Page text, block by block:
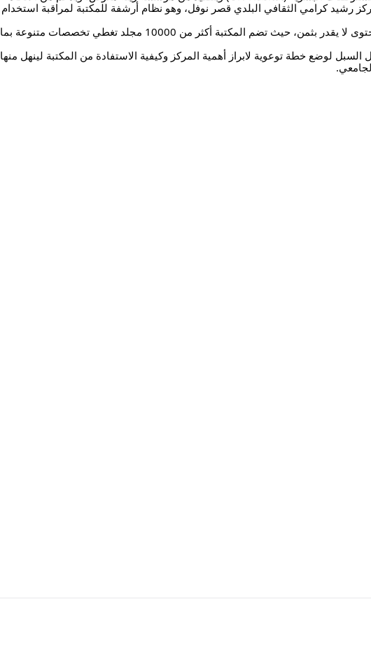
رشيد كرامي الثقافي البلدي قصر نوفل، وهو نظام أرشفة للمكتبة لمراقبة استخدام
وقالت :” من شأن هذا النظام تسهيل وصول الزوار إلى محتوى لا يقدر بثمن، حيث تضم المكتبة أكثر من 10000 مجلد تغطي تخصصات متنوعة بما
لوضع خطة توعوية لابراز أهمية المركز وكيفية الاستفادة من المكتبة لينهل منها